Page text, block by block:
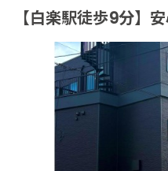
【白楽駅徒歩9分】